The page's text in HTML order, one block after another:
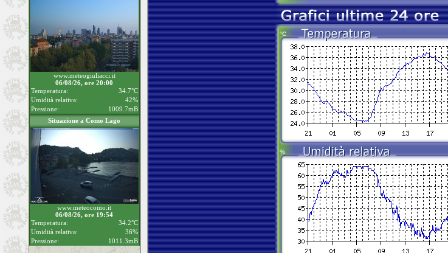
www.meteogiuliacci.it
06/08/26, ore 20:00
Temperatura:
34.7°C
Umidità relativa:
42%
Pressione:
1009.7mB
Situazione a Como Lago
www.meteocomo.it
06/08/26, ore 19:54
Temperatura:
34.2°C
Umidità relativa:
36%
Pressione:
1011.3mB